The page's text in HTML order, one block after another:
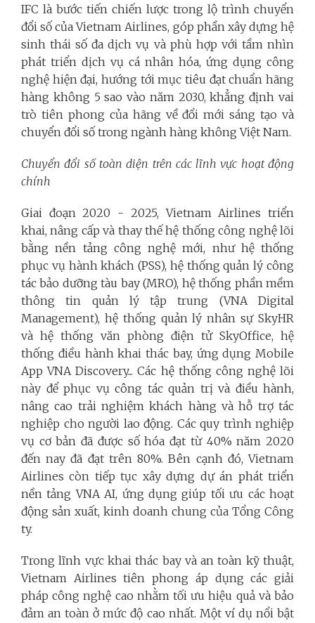
IFC là bước tiến chiến lược trong lộ trình chuyển
đổi số của Vietnam Airlines, góp phần xây dựng hệ
sinh thái số đa dịch vụ và phù hợp với tầm nhìn
phát triển dịch vụ cá nhân hóa, ứng dụng công
nghệ hiện đại, hướng tới mục tiêu đạt chuẩn hãng
hàng không 5 sao vào năm 2030, khẳng định vai
trò tiên phong của hãng về đổi mới sáng tạo và
chuyển đổi số trong ngành hàng không Việt Nam.
Chuyển đổi số toàn diện trên các lĩnh vực hoạt động
chính
Giai đoạn 2020 - 2025, Vietnam Airlines triển
khai, nâng cấp và thay thế hệ thống công nghệ lõi
bằng nền tảng công nghệ mới, như hệ thống
phục vụ hành khách (PSS), hệ thống quản lý công
tác bảo dưỡng tàu bay (MRO), hệ thống phần mềm
thông tin quản lý tập trung (VNA Digital
Management), hệ thống quản lý nhân sự SkyHR
và hệ thống văn phòng điện tử SkyOffice, hệ
thống điều hành khai thác bay, ứng dụng Mobile
App VNA Discovery... Các hệ thống công nghệ lõi
này để phục vụ công tác quản trị và điều hành,
nâng cao trải nghiệm khách hàng và hỗ trợ tác
nghiệp cho người lao động. Các quy trình nghiệp
vụ cơ bản đã được số hóa đạt từ 40% năm 2020
đến nay đã đạt trên 80%. Bên cạnh đó, Vietnam
Airlines còn tiếp tục xây dựng dự án phát triển
nền tảng VNA AI, ứng dụng giúp tối ưu các hoạt
động sản xuất, kinh doanh chung của Tổng Công
ty.
Trong lĩnh vực khai thác bay và an toàn kỹ thuật,
Vietnam Airlines tiên phong áp dụng các giải
pháp công nghệ cao nhằm tối ưu hiệu quả và bảo
đảm an toàn ở mức độ cao nhất. Một ví dụ nổi bật